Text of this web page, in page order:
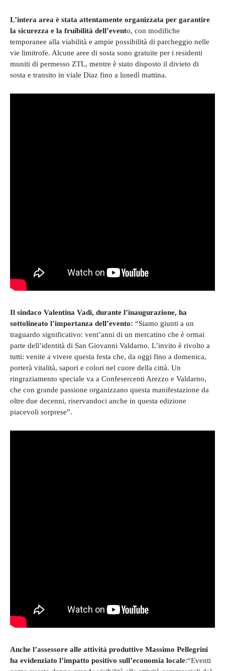
L’intera area è stata attentamente organizzata per garantire
la sicurezza e la fruibilità dell’evento, con modifiche
temporanee alla viabilità e ampie possibilità di parcheggio nelle
vie limitrofe. Alcune aree di sosta sono gratuite per i residenti
muniti di permesso ZTL, mentre è stato disposto il divieto di
sosta e transito in viale Diaz fino a lunedì mattina.
Il sindaco Valentina Vadi, durante l’inaugurazione, ha
sottolineato l’importanza dell’evento: “Siamo giunti a un
traguardo significativo: vent’anni di un mercatino che è ormai
parte dell’identità di San Giovanni Valdarno. L’invito è rivolto a
tutti: venite a vivere questa festa che, da oggi fino a domenica,
porterà vitalità, sapori e colori nel cuore della città. Un
ringraziamento speciale va a Confesercenti Arezzo e Valdarno,
che con grande passione organizzano questa manifestazione da
oltre due decenni, riservandoci anche in questa edizione
piacevoli sorprese”.
Anche l’assessore alle attività produttive Massimo Pellegrini
ha evidenziato l’impatto positivo sull’economia locale:“Eventi